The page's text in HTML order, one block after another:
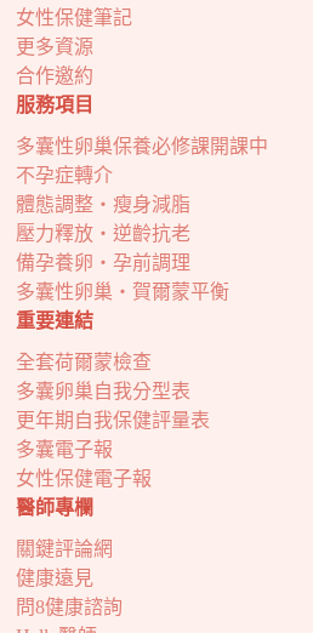
女性保健筆記
更多資源
合作邀約
服務項目
多囊性卵巢保養必修課開課中
不孕症轉介
體態調整・瘦身減脂
壓力釋放・逆齡抗老
備孕養卵・孕前調理
多囊性卵巢・賀爾蒙平衡
重要連結
全套荷爾蒙檢查
多囊卵巢自我分型表
更年期自我保健評量表
多囊電子報
女性保健電子報
醫師專欄
關鍵評論網
健康遠見
問8健康諮詢